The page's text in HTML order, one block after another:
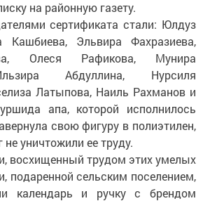
на районную газету.
сертификата стали: Юлдуз
Кашбиева, Эльвира Фахразиева,
Олеся Рафикова, Мунира
Абдуллина, Нурсиля
Латыпова, Наиль Рахманов и
апа, которой исполнилось
свою фигуру в полиэтилен,
уничтожили ее труду.
восхищенный трудом этих умелых
подаренной сельским поселением,
календарь и ручку с брендом